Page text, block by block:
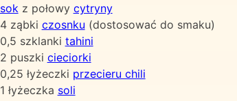
sokz połowy cytryny
4 ząbki czosnku (dostosować do smaku)
0,5 szklanki tahini
2 puszki cieciorki
0,25 łyżeczki przecieru chili
1 łyżeczka soli